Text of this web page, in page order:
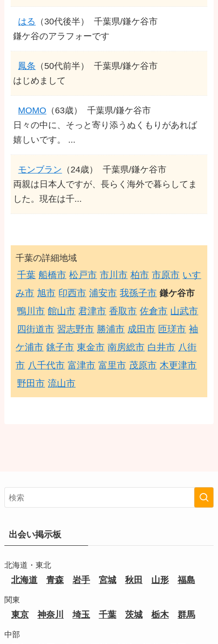
はる （30代後半）
千葉県/鎌ケ谷市
鎌ケ谷のアラフォーです
鳳条 （50代前半）
千葉県/鎌ケ谷市
はじめまして
MOMO （63歳）
千葉県/鎌ケ谷市
日々の中に、そっと寄り添うぬくもりがあれば
嬉しいです。 ...
モンブラン （24歳）
千葉県/鎌ケ谷市
両親は日本人ですが、長らく海外で暮らしてま
した。現在は千...
千葉の詳細地域
千葉 船橋市 松戸市 市川市 柏市 市原市 いす
み市 旭市 印西市 浦安市 我孫子市 鎌ケ谷市
鴨川市 館山市 君津市 香取市 佐倉市 山武市
四街道市 習志野市 勝浦市 成田市 匝瑳市 袖
ケ浦市 銚子市 東金市 南房総市 白井市 八街
市 八千代市 富津市 富里市 茂原市 木更津市
野田市 流山市
出会い掲示板
北海道・東北
北海道 青森 岩手 宮城 秋田 山形 福島
関東
東京 神奈川 埼玉 千葉 茨城 栃木 群馬
中部